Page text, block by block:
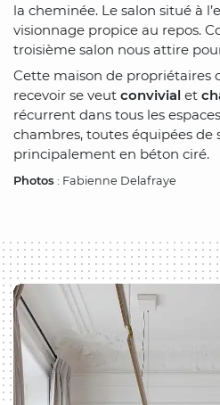
la cheminée. Le salon situé à
visionnage propice au repos.
troisième salon nous attire
Cette maison de propriétaires
recevoir se veut convivial et
récurrent dans tous les
chambres, toutes équipées de
principalement en béton ciré.
Photos : Fabienne Delafraye